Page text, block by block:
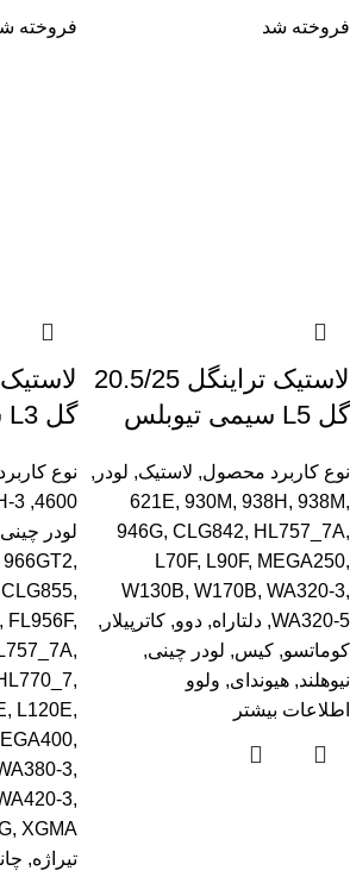
فروخته شد
لاستیک تراینگل 20.5/25
گل L5 سیمی تیوبلس
نوع کاربرد محصول, لاستیک, لودر ,
621E, 930M, 938H , 938M,
946G, CLG842, HL757_7A,
L70F, L90F, MEGA250,
W130B, W170B, WA320-3,
WA320-5
, دلتاراه, دوو, کاترپیلار ,
کوماتسو, کیس, لودر چینی,
نیوهلند, هیوندای, ولوو
اطلاعات بیشتر
فروخته
گل L3 سیمی تیوپلس
نوع
4600
,
3
لودر چینی
966GT2,
CLG855,
, FL956F,
,
,
, L120E,
,
3,
3,
, XGMA
تیراژه,